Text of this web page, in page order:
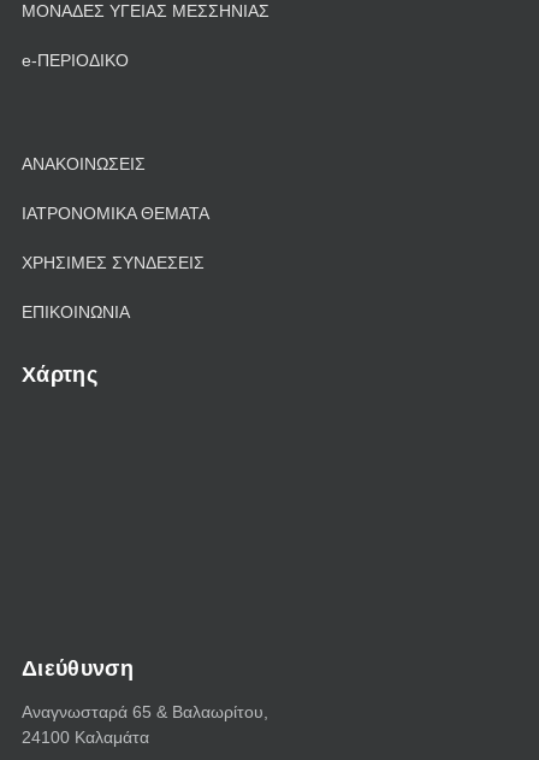
ΜΟΝΑΔΕΣ ΥΓΕΙΑΣ ΜΕΣΣΗΝΙΑΣ
e-ΠΕΡΙΟΔΙΚΟ
ΑΝΑΚΟΙΝΩΣΕΙΣ
ΙΑΤΡΟΝΟΜΙΚΑ ΘΕΜΑΤΑ
ΧΡΗΣΙΜΕΣ ΣΥΝΔΕΣΕΙΣ
ΕΠΙΚΟΙΝΩΝΙΑ
Χάρτης
Διεύθυνση
Αναγνωσταρά 65 & Bαλαωρίτου,
24100 Καλαμάτα